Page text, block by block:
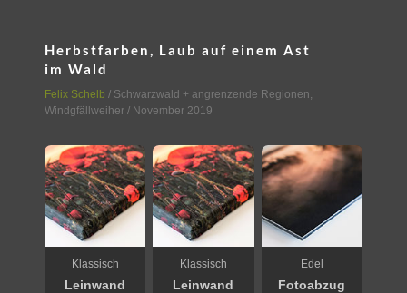
Herbstfarben, Laub auf einem Ast
im Wald
Felix Schelb / Schwarzwald + angrenzende Regionen,
Windgfällweiher / November 2019
Klassisch
Leinwand
Klassisch
Leinwand
Edel
Fotoabzug